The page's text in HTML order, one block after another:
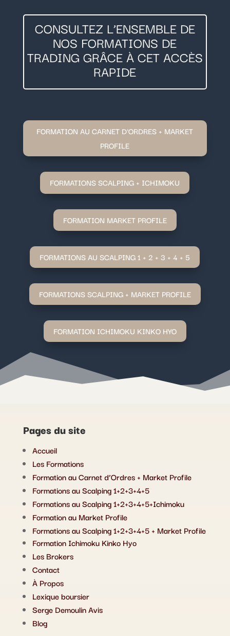
CONSULTEZ L’ENSEMBLE DE
NOS FORMATIONS DE
TRADING GRÂCE À CET ACCÈS
RAPIDE
FORMATION AU CARNET D'ORDRES + MARKET
PROFILE
FORMATIONS SCALPING + ICHIMOKU
FORMATION MARKET PROFILE
FORMATIONS AU SCALPING 1 + 2 + 3 + 4 + 5
FORMATIONS SCALPING + MARKET PROFILE
FORMATION ICHIMOKU KINKO HYO
Pages du site
Accueil
Les Formations
Formation au Carnet d’Ordres + Market Profile
Formations au Scalping 1+2+3+4+5
Formations au Scalping 1+2+3+4+5+Ichimoku
Formation au Market Profile
Formations au Scalping 1+2+3+4+5 + Market Profile
Formation Ichimoku Kinko Hyo
Les Brokers
Contact
À Propos
Lexique boursier
Serge Demoulin Avis
Blog